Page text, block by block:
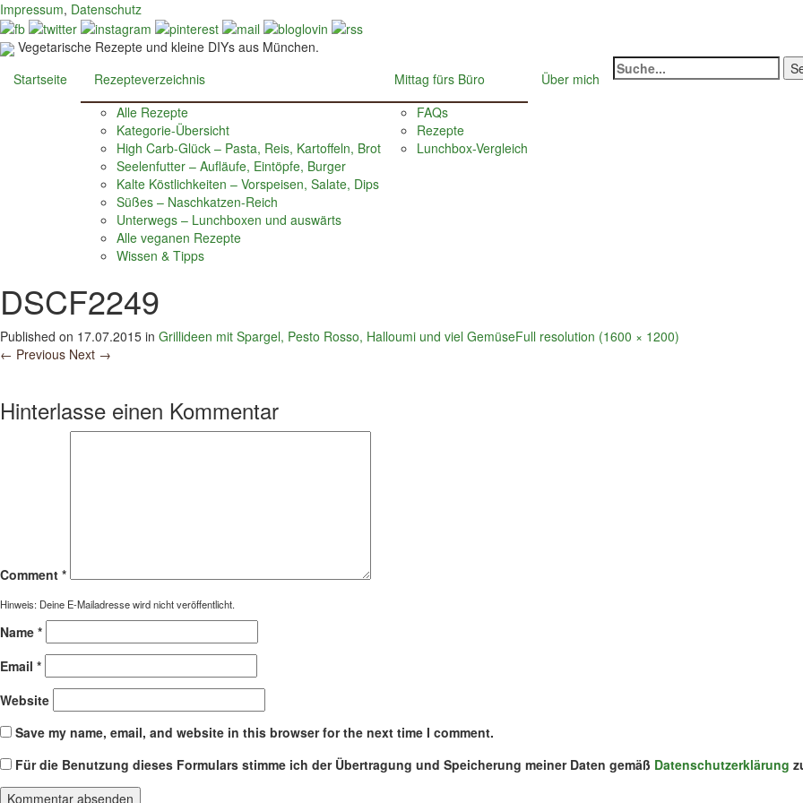
Impressum, Datenschutz
Vegetarische Rezepte und kleine DIYs aus München.
Startseite
Rezepteverzeichnis
Alle Rezepte
Kategorie-Übersicht
High Carb-Glück – Pasta, Reis, Kartoffeln, Brot
Seelenfutter – Aufläufe, Eintöpfe, Burger
Kalte Köstlichkeiten – Vorspeisen, Salate, Dips
Süßes – Naschkatzen-Reich
Unterwegs – Lunchboxen und auswärts
Alle veganen Rezepte
Wissen & Tipps
Mittag fürs Büro
FAQs
Rezepte
Lunchbox-Vergleich
Über mich
Suche
nach:
DSCF2249
Published on 17.07.2015 in Grillideen mit Spargel, Pesto Rosso, Halloumi und viel GemüseFull resolution (1600 × 1200)
← Previous Next →
Hinterlasse einen Kommentar
Comment *
Hinweis: Deine E-Mailadresse wird nicht veröffentlicht.
Name *
Email *
Website
Save my name, email, and website in this browser for the next time I comment.
Für die Benutzung dieses Formulars stimme ich der Übertragung und Speicherung meiner Daten gemäß Datenschutzerklärung